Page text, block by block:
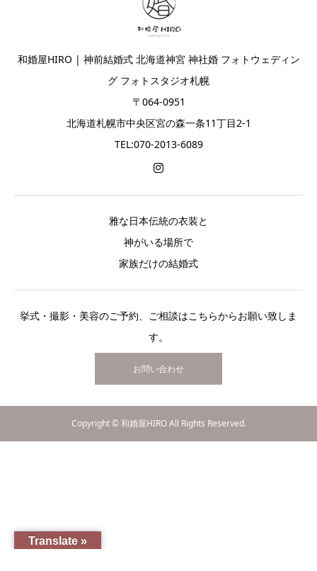
和婚屋HIRO | 神前結婚式 北海道神宮 神社婚 フォトウェディン
グ フォトスタジオ札幌
〒064-0951
北海道札幌市中央区宮の森一条11丁目2-1
TEL:070-2013-6089
雅な日本伝統の衣装と
神がいる場所で
家族だけの結婚式
挙式・撮影・美容のご予約、ご相談はこちらからお願い致しま
す。
お問い合わせ
Copyright © 和婚屋HIRO All Rights Reserved.
Translate »